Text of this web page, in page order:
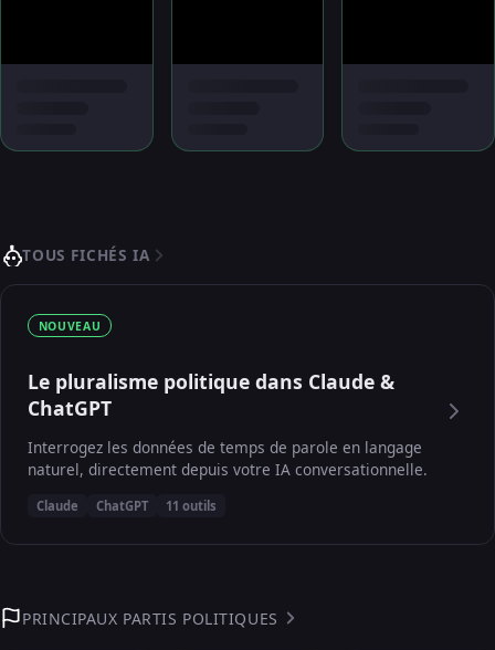
TOUS FICHÉS IA
NOUVEAU
Le pluralisme politique dans Claude &
ChatGPT
Interrogez les données de temps de parole en langage
naturel, directement depuis votre IA conversationnelle.
Claude ChatGPT 11 outils
PRINCIPAUX PARTIS POLITIQUES